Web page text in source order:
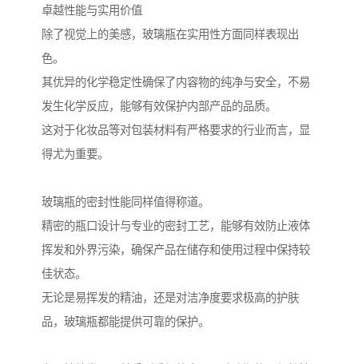
卓越性能与实用价值
除了视觉上的美感，玻璃瓶在实用性方面同样表现出
色。
其优异的化学稳定性确保了内容物的纯净与安全，不易
发生化学反应，能够有效保护内部产品的品质。
这对于化妆品等对包装材料有严格要求的行业而言，显
得尤为重要。
玻璃瓶的密封性能同样值得称道。
精密的瓶口设计与专业的密封工艺，能够有效防止液体
挥发和外界污染，确保产品在储存和使用过程中保持较
佳状态。
无论是易挥发的精油，还是对洁净度要求极高的护肤
品，玻璃瓶都能提供可靠的保护。